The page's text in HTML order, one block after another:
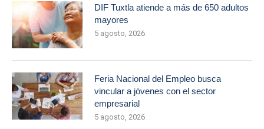
DIF Tuxtla atiende a más de 650 adultos
mayores
5 agosto, 2026
Feria Nacional del Empleo busca
vincular a jóvenes con el sector
empresarial
5 agosto, 2026